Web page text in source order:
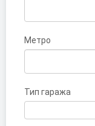
Метро
Тип гаража